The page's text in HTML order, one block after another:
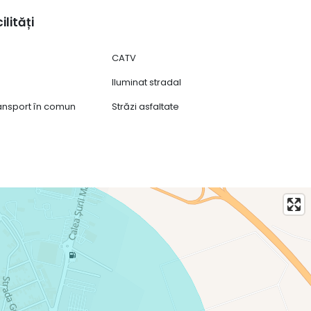
suplimentare
liniștea unei curți proprii, dar și avantajele unei
contactați Maria Bolovan la numărul de telefon
proprietate unică, singură în curte, într-o zonă liniștită
CATV
Iluminat stradal
în comun
Străzi asfaltate